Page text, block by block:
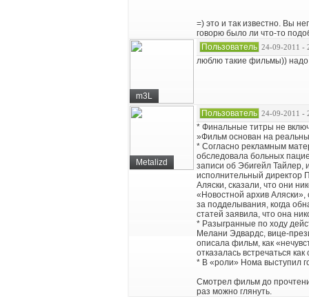
=) это и так известно. Вы
говорю было ли что-то
m3L
Пользователь 24-09-2011 -
люблю такие фильмы)) надо
Metalizd
Пользователь 24-09-2011 -
* Финальные титры не
»Фильм основан на
* Согласно рекламным
обследовала больных
записи об Эбигейл Тайлер,
исполнительный директор
Аляски, сказали, что они
«Новостной архив
за подделывания, когда
статей заявила, что она
* Разыгранные по ходу
Мелани Эдвардс, вице-
описала фильм, как
отказалась встречаться
* В «роли» Нома выступил
Смотрел фильм до
раз можно глянуть.